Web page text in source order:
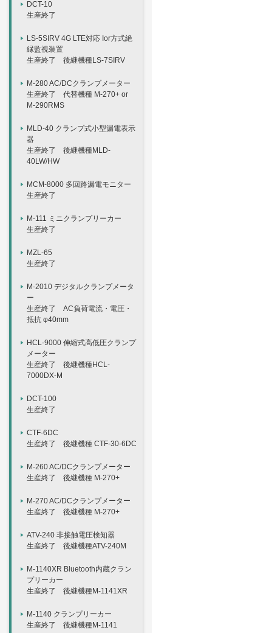
DCT-10
生産終了
LS-5SIRV 4G LTE対応 Ior方式絶
縁監視装置
生産終了 後継機種LS-7SIRV
M-280 AC/DCクランプメーター
生産終了 代替機種 M-270+ or
M-290RMS
MLD-40 クランプ式小型漏電表示
器
生産終了 後継機種MLD-
40LW/HW
MCM-8000 多回路漏電モニター
生産終了
M-111 ミニクランプリーカー
生産終了
MZL-65
生産終了
M-2010 デジタルクランプメータ
ー
生産終了 AC負荷電流・電圧・
抵抗 φ40mm
HCL-9000 伸縮式高低圧クランプ
メーター
生産終了 後継機種HCL-
7000DX-M
DCT-100
生産終了
CTF-6DC
生産終了 後継機種 CTF-30-6DC
M-260 AC/DCクランプメーター
生産終了 後継機種 M-270+
M-270 AC/DCクランプメーター
生産終了 後継機種 M-270+
ATV-240 非接触電圧検知器
生産終了 後継機種ATV-240M
M-1140XR Bluetooth内蔵クラン
プリーカー
生産終了 後継機種M-1141XR
M-1140 クランプリーカー
生産終了 後継機種M-1141